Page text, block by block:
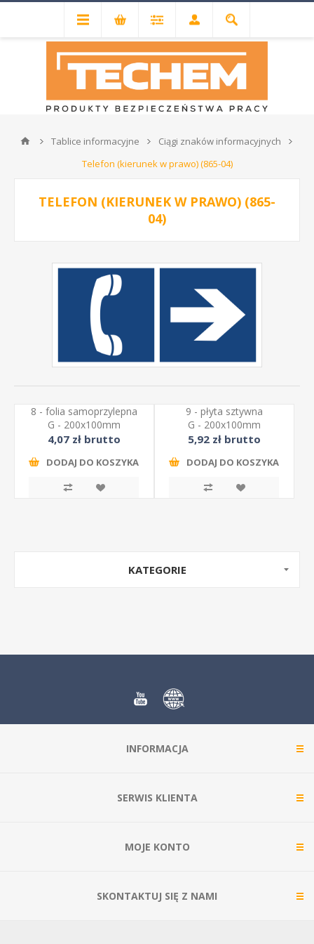
Tablice informacyjne
Ciągi znaków informacyjnych
Telefon (kierunek w prawo) (865-04)
TELEFON (KIERUNEK W PRAWO) (865-
04)
8 - folia samoprzylepna
G - 200x100mm
4,07 zł brutto
DODAJ DO KOSZYKA
9 - płyta sztywna
G - 200x100mm
5,92 zł brutto
DODAJ DO KOSZYKA
KATEGORIE
INFORMACJA
SERWIS KLIENTA
MOJE KONTO
SKONTAKTUJ SIĘ Z NAMI